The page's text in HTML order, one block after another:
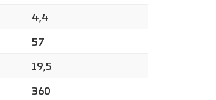
4,4
57
19,5
360